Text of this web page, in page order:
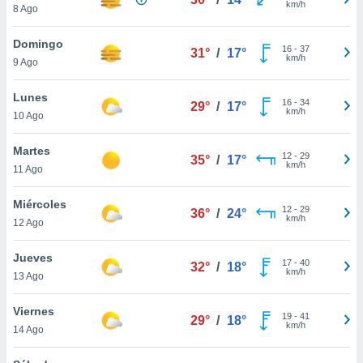
más
nuestra
y
disponible
cookies
aceptar
8 Ago
km/h
Domingo
9 Ago
31° / 17° 16- 37
km/h
Lunes
10 Ago
29° / 17° 16- 34
km/h
Martes
11 Ago
35° / 17° 12- 29
km/h
Miércoles
12 Ago
36° / 24° 12- 29
km/h
Jueves
13 Ago
32° / 18° 17- 40
km/h
Viernes
14 Ago
29° / 18° 19- 41
km/h